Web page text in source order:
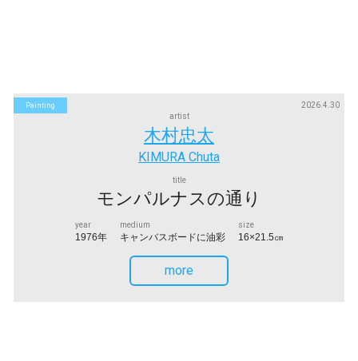
Painting
2026.4.30
artist
木村忠太
KIMURA Chuta
title
モンパルナスの通り
year
1976年
medium
キャンバスボードに油彩
size
16×21.5㎝
more